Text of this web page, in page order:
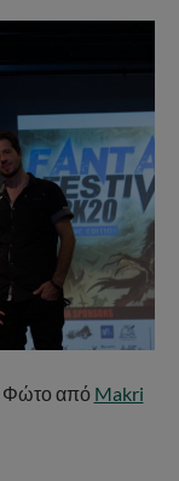
Φώτο από Makri